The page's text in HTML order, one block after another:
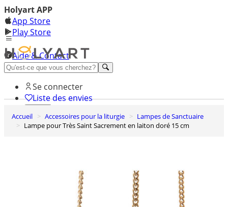
Holyart APP
App Store
Play Store
Aide & Contact
Découvrez Premium
Se connecter
Liste des envies
0
Panier
Accueil Accessoires pour la liturgie
Lampes de Sanctuaire
Lampe pour Très Saint Sacrement en laiton doré 15 cm